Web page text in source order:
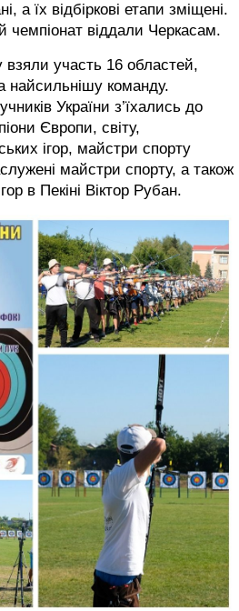
а їх відбіркові етапи зміщені.
чемпіонат віддали Черкасам.
взяли участь 16 областей,
найсильнішу команду.
України з’їхались до
Європи, світу,
ігор, майстри спорту
майстри спорту, а також
в Пекіні Віктор Рубан.